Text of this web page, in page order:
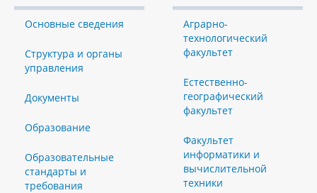
Основные сведения
Структура и органы
управления
Документы
Образование
Образовательные
стандарты и
требования
Аграрно-
технологический
факультет
Естественно-
географический
факультет
Факультет
информатики и
вычислительной
техники